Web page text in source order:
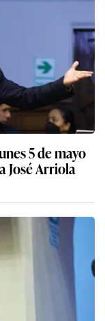
5 de mayo
José Arriola